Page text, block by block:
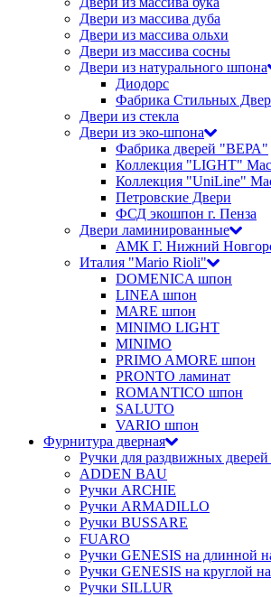
Двери из массива дуба
Двери из массива ольхи
Двери из массива сосны
Двери из натурального шпона
Диодорс
Фабрика Стильных
Двери из стекла
Двери из эко-шпона
Фабрика дверей "ВЕРА"
Коллекция "LIGHT"
Коллекция "UniLine"
Петровские Двери
ФСД экошпон г. Пенза
Двери ламинированные
АМК Г. Нижний
Италия "Mario Rioli"
DOMENICA шпон
LINEA шпон
MARE шпон
MINIMO LIGHT
MINIMO
PRIMO AMORE шпон
PRONTO ламинат
ROMANTICO шпон
SALUTO
VARIO шпон
Фурнитура дверная
Ручки для раздвижных
ADDEN BAU
Ручки ARCHIE
Ручки ARMADILLO
Ручки BUSSARE
FUARO
Ручки GENESIS на длинной
Ручки GENESIS на круглой
Ручки SILLUR